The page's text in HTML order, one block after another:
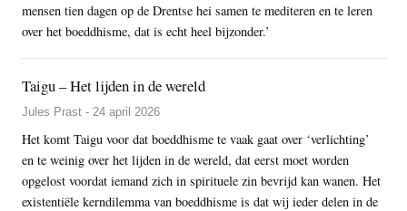
mensen tien dagen op de Drentse hei samen te mediteren en te leren
over het boeddhisme, dat is echt heel bijzonder.’
Taigu – Het lijden in de wereld
Jules Prast - 24 april 2026
Het komt Taigu voor dat boeddhisme te vaak gaat over ‘verlichting’
en te weinig over het lijden in de wereld, dat eerst moet worden
opgelost voordat iemand zich in spirituele zin bevrijd kan wanen. Het
existentiële kerndilemma van boeddhisme is dat wij ieder delen in de